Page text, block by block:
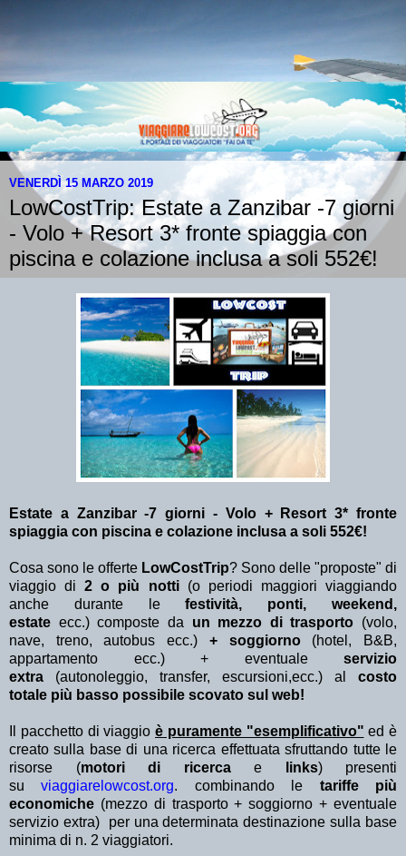
VENERDÌ 15 MARZO 2019
LowCostTrip: Estate a Zanzibar -7 giorni
- Volo + Resort 3* fronte spiaggia con
piscina e colazione inclusa a soli 552€!
Estate a Zanzibar -7 giorni - Volo + Resort 3* fronte
spiaggia con piscina e colazione inclusa a soli 552€!
Cosa sono le offerte LowCostTrip? Sono delle "proposte" di
viaggio di2 o più notti (o periodi maggiori viaggiando
anche durante lefestività, ponti, weekend,
estate ecc.) composte da un mezzo di trasporto (volo,
nave, treno, autobus ecc.) + soggiorno(hotel, B&B,
appartamento ecc.) + eventuale servizio
extra (autonoleggio, transfer, escursioni,ecc.) al costo
totale più basso possibile scovato sul web!
Il pacchetto di viaggio è puramente "esemplificativo" ed è
creato sulla base di una ricerca effettuata sfruttando tutte le
risorse (motori di ricerca e links) presenti
suviaggiarelowcost.org. combinando le tariffe più
economiche (mezzo di trasporto + soggiorno + eventuale
servizio extra)
per una determinata destinazione sulla base
minima di n. 2 viaggiatori.